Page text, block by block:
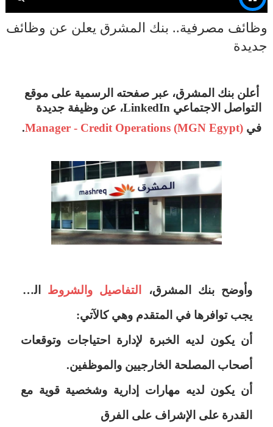
وظائف مصرفية.. بنك المشرق يعلن عن وظائف
جديدة
أعلن بنك المشرق، عبر صفحته الرسمية على موقع
التواصل الاجتماعي LinkedIn، عن وظيفة جديدة
في Manager - Credit Operations (MGN Egypt)
.
وأوضح بنك المشرق، التفاصيل والشروط التي
يجب توافرها في المتقدم وهي كالآتي:
أن يكون لديه الخبرة لإدارة احتياجات وتوقعات
أصحاب المصلحة الخارجيين والموظفين.
أن يكون لديه مهارات إدارية وشخصية قوية مع
القدرة على الإشراف على الفرق